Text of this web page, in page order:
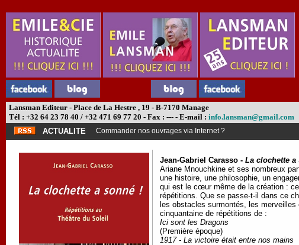
Lansman Editeur - Place de La Hestre , 19 - B-7170 Manage
Tél : +32 64 23 78 40 / +32 471 69 77 20 - Fax : --- - E-mail : info.lansman@gmail.com
ACTUALITE Commander nos ouvrages via Internet ?
Jean-Gabriel Carasso - La clochette
Ariane Mnouchkine et ses nombreux
une histoire, une philosophie, un
qui est le cœur même de la création :
répétitions. Que se passe-t-il dans ce
les obstacles surmontés, les
cinquantaine de répétitions de :
Ici sont les Dragons
(Première époque)
1917 - La victoire était entre nos mains